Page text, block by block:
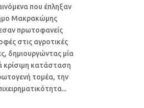
που έπληξαν
Μακρακώμης
πρωτοφανείς
στις αγροτικές
δημιουργώντας μία
κρίσιμη κατάσταση
τομέα, την